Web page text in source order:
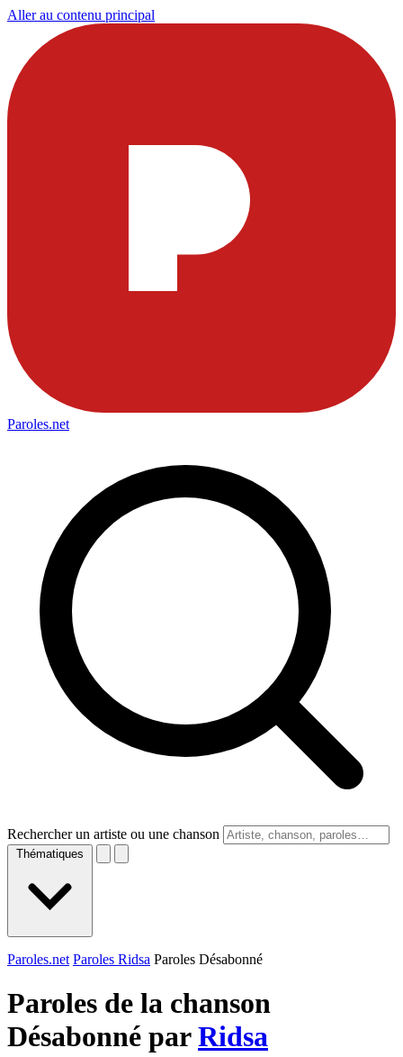
Aller au contenu principal
Paroles.net
Rechercher un artiste ou une chanson
Thématiques
Paroles.net Paroles Ridsa Paroles Désabonné
Paroles de la chanson
Désabonné parRidsa